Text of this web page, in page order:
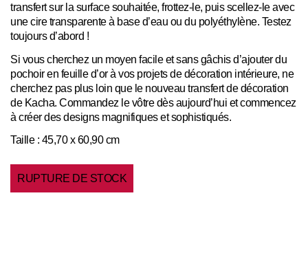
transfert sur la surface souhaitée, frottez-le, puis scellez-le avec
une cire transparente à base d’eau ou du polyéthylène. Testez
toujours d’abord !
Si vous cherchez un moyen facile et sans gâchis d’ajouter du
pochoir en feuille d’or à vos projets de décoration intérieure, ne
cherchez pas plus loin que le nouveau transfert de décoration
de Kacha. Commandez le vôtre dès aujourd’hui et commencez
à créer des designs magnifiques et sophistiqués.
Taille : 45,70 x 60,90 cm
RUPTURE DE STOCK